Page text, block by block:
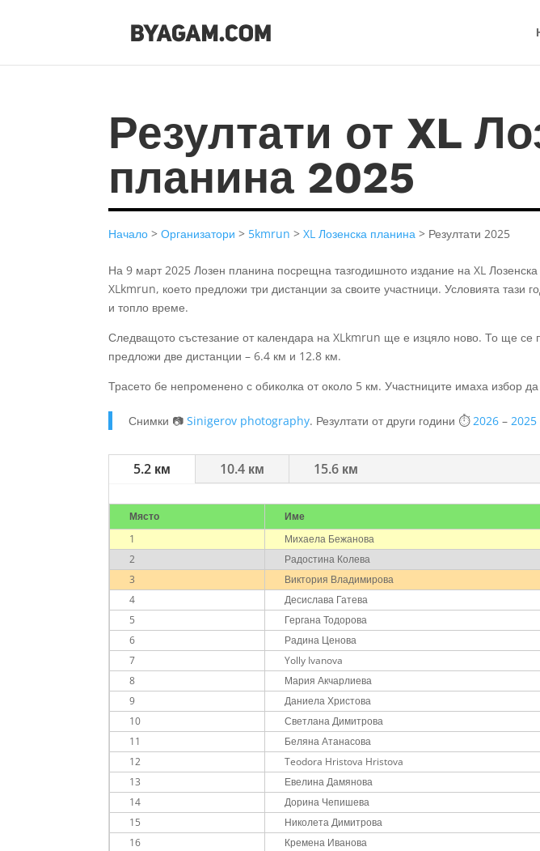
Резултати от XL
планина 2025
Начало >Организатори > 5kmrun >XL Лозенска планина > Резултати 2025
На 9 март 2025 Лозен планина посрещна тазгодишното издание на XL
XLkmrun, което предложи три дистанции за своите участници. Условията тази
и топло време.
Следващото състезание от календара на XLkmrun ще е изцяло ново. То ще
предложи две дистанции – 6.4 км и 12.8 км.
Трасето бе непроменено с обиколка от около 5 км. Участниците имаха избор
Снимки 📷Sinigerov photography. Резултати от други години ⏱️ 2026 – 2025
5.2 км 10.4 км 15.6 км
Място Име
1
Михаела Бежанова
2
Радостина Колева
3
Виктория Владимирова
4
Десислава Гатева
5
Гергана Тодорова
6
Радина Ценова
7
Yolly Ivanova
8
Мария Акчарлиева
9
Даниела Христова
10
Светлана Димитрова
11
Беляна Атанасова
12
Teodora Hristova Hristova
13
Евелина Дамянова
14
Дорина Чепишева
15
Николета Димитрова
16
Кремена Иванова